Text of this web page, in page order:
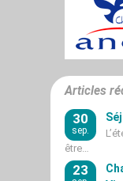
Articles
30
sep.
être…
23